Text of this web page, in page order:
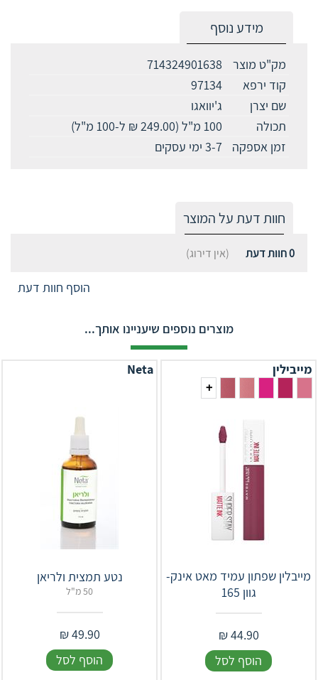
מידע נוסף
מק"ט מוצר
714324901638
קוד ירפא
97134
שם יצרן
ג'יוואגו
תכולה
100 מ"ל (249.00 ₪ ל-100 מ"ל)
זמן אספקה
3-7 ימי עסקים
חוות דעת על המוצר
0חוות דעת (אין דירוג)
הוסף חוות דעת
מוצרים נוספים שיעניינו אותך...
מייבילין
+
מייבלין שפתון עמיד מאט אינק-
גוון 165
44.90
₪
הוסף לסל
Neta
נטע תמצית ולריאן
50 מ"ל
49.90
₪
הוסף לסל